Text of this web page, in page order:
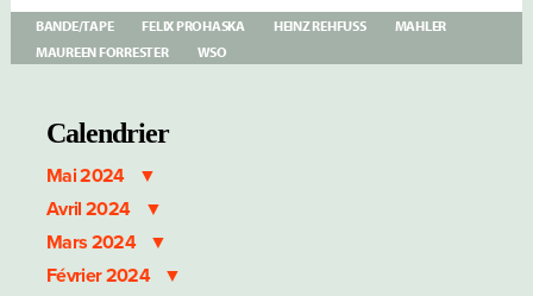
KNABEN
–
BANDE/TAPE FELIX PROHASKA HEINZ REHFUSS
MAHLER
MAUREEN FORRESTER
WSO
Calendrier
Mai 2024
Avril 2024
Mars 2024
Février 2024